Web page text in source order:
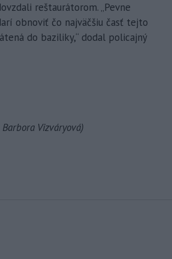
reštaurátorom. „Pevne
obnoviť čo najväčšiu časť tejto
do baziliky,“ dodal policajný
Vizváryová)